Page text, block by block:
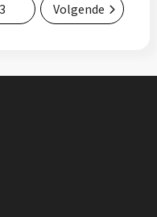
3 Volgende